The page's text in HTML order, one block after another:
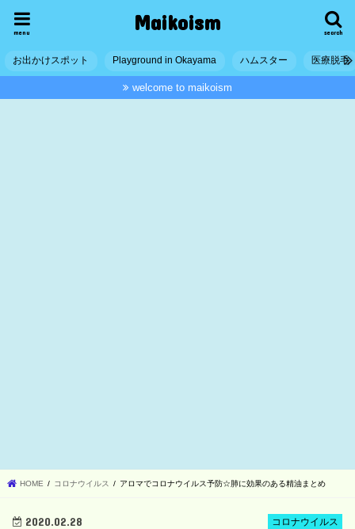
Maikoism search
menu
お出かけスポット Playground in Okayama ハムスター 医療脱毛
welcome to maikoism
HOME コロナウイルス アロマでコロナウイルス予防☆肺に効果のある精油まとめ
コロナウイルス
2020.02.28